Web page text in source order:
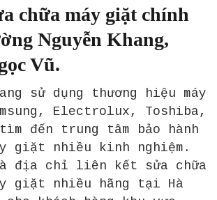
chữa máy giặt chính
Nguyễn Khang,
Vũ.
sử dụng thương hiệu máy
Electrolux, Toshiba,
tìm đến trung tâm bảo hành
giặt nhiều kinh nghiệm.
địa chỉ liên kết sửa chữa
giặt nhiều hãng tại Hà